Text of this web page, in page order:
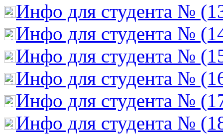
Инфо для студента №
Инфо для студента №
Инфо для студента №
Инфо для студента №
Инфо для студента №
Инфо для студента №